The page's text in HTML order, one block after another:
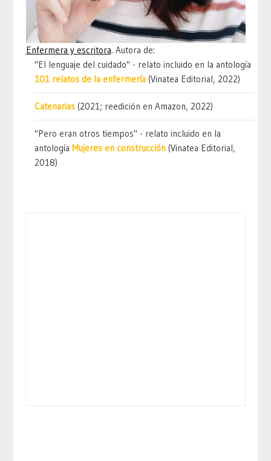
Enfermera y escritora. Autora de:
"El lenguaje del cuidado" - relato incluido en la antología
101 relatos de la enfermería (Vinatea Editorial, 2022)
Catenarias (2021; reedición en Amazon, 2022)
"Pero eran otros tiempos" - relato incluido en la
antología Mujeres en construcción (Vinatea Editorial,
2018)